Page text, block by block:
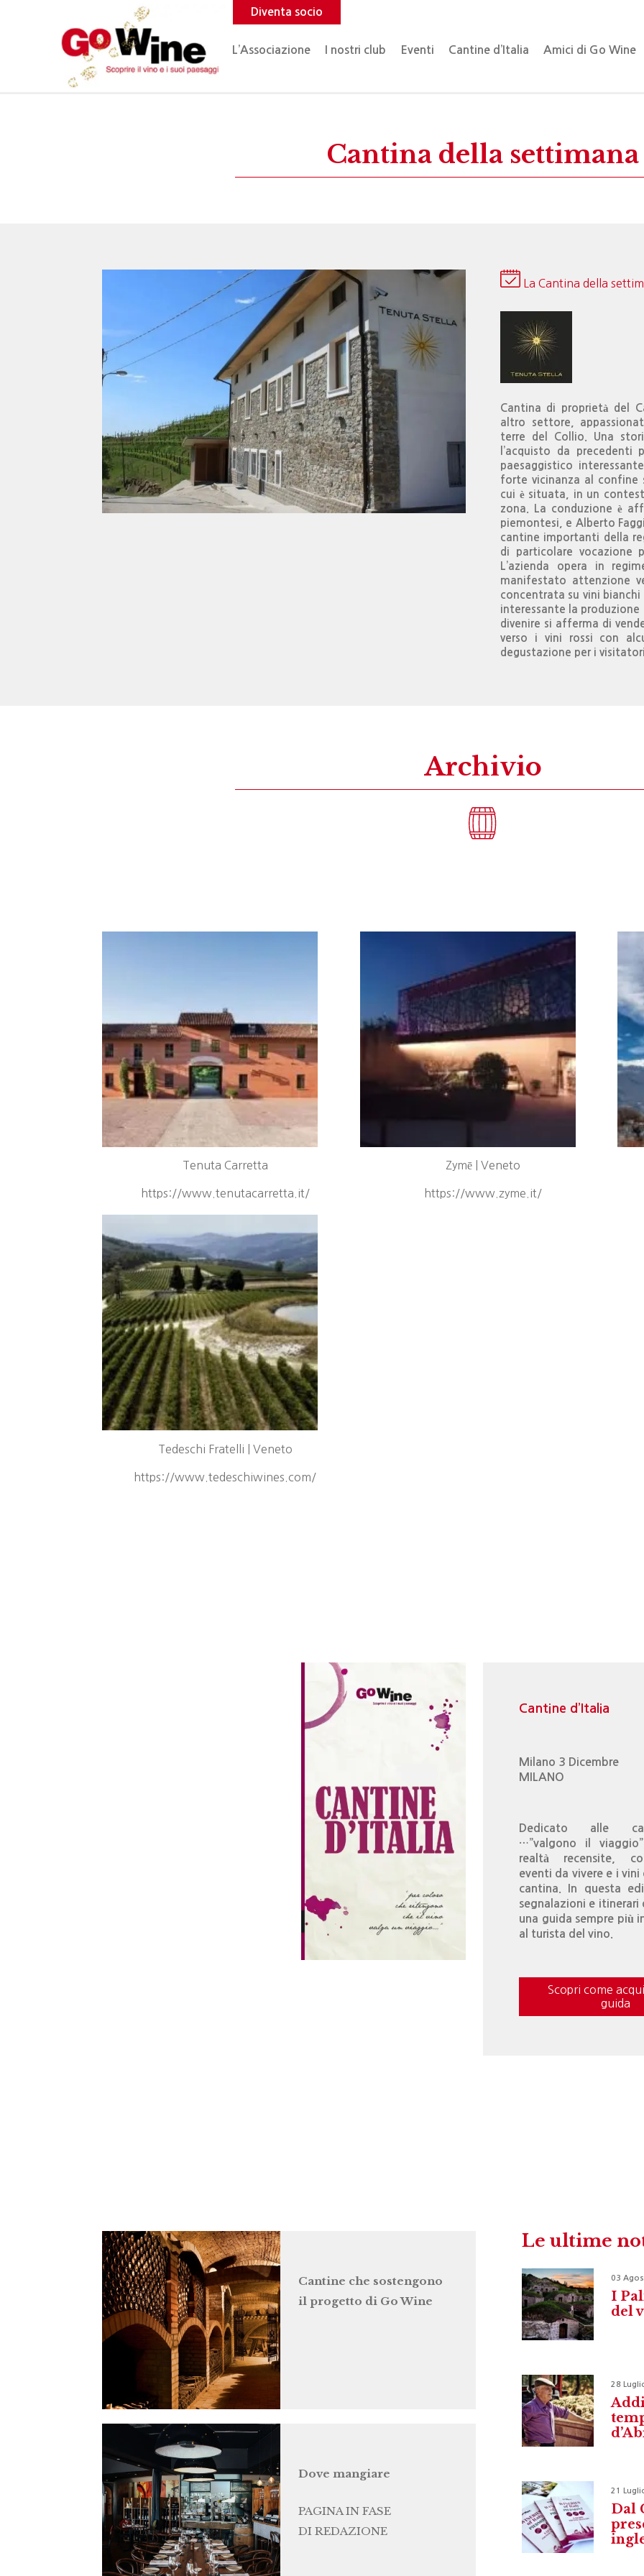
Diventa socio
L’Associazione I nostri club Eventi Cantine d’Italia Amici di Go Wine
Cantina della settimana
La Cantina della
Cantina di proprietà del
altro settore,
terre del Collio. Una
l’acquisto da
paesaggistico
forte vicinanza al confine
cui è situata, in un
zona. La conduzione è
piemontesi, e Alberto
cantine importanti della
di particolare vocazione
L’azienda opera in
manifestato attenzione
concentrata su vini
interessante la
divenire si afferma di
verso i vini rossi con
degustazione per i
Archivio
Tenuta Carretta
https://www.tenutacarretta.it/
Zymē | Veneto
https://www.zyme.it/
Tedeschi Fratelli | Veneto
https://www.tedeschiwines.com/
Cantine d’Italia
Milano 3 Dicembre
MILANO
Dedicato alle
…”valgono il
realtà recensite,
eventi da vivere e i vini
cantina. In questa
segnalazioni e itinerari
una guida sempre più
al turista del vino.
Scopri come
guida
Cantine che sostengono
il progetto di Go Wine
Dove mangiare
PAGINA IN FASE
DI REDAZIONE
Le ultime
03
I
del
28
21
Dal